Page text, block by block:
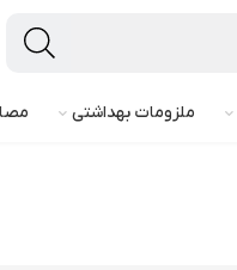
ملزومات بهداشتی